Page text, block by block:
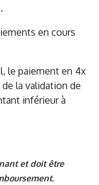
en cours
le paiement en 4x
la validation de
inférieur à
et doit être